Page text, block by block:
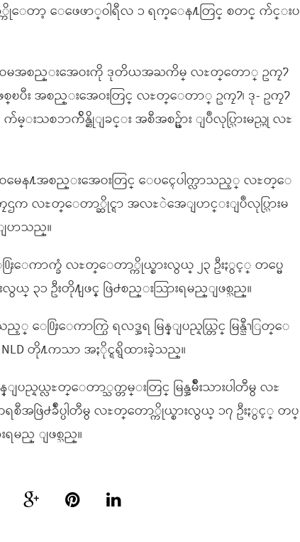
ာ့ ေဖေဖာ္ဝါရီလ ၁ ရက္ေန႔တြင္ စတင္ က်င္းပ
မအစည္းအေဝးကို ဒုတိယအႀကိမ္ လႊတ္ေတာ္ ဥကၠ႒
ပီး အစည္းအေဝးတြင္ လႊတ္ေတာ္ ဥကၠ႒၊ ဒု- ဥကၠ႒
းသစၥာက်ိန္ဆိုျခင္း အစီအစဥ္မ်ား ျပဳလုပ္သြားမည္ဟု လႊ
န႔အစည္းအေဝးတြင္ ေပၚေပါက္လာသည့္ လႊတ္ေ
ႊတ္ေတာ္ဆိုင္ရာ အလႊဲအေျပာင္းျပဳလုပ္သြားမ
ာသည္။
ေကာက္ခံ လႊတ္ေတာ္ကိုယ္စားလွယ္ ၂၃ ဦးႏွင့္ တပ္မေ
ယ္ ၃၁ ဦးတို႔ျဖင့္ ဖြဲ႕စည္းသြားရမည္ျဖစ္သည္။
႐ြးေကာက္ပြဲ ရလဒ္အရ မြန္ျပည္နယ္တြင္ မြန္ညီၫြတ္ေ
NLD တို႔ကသာ အႏိုင္ရရွိထားခဲ့သည္။
ႊတ္ေတာ္သက္တမ္းတြင္ မြန္အမ်ိဳးသားပါတီမွ လႊ
အဖြဲ႕ခ်ဳပ္ပါတီမွ လႊတ္ေတာ္ကိုယ္စားလွယ္ ၁၇ ဦးႏွင့္ တပ္
ရမည္ ျဖစ္သည္။